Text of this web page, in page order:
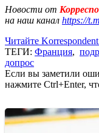
Новости от
на наш канал https://
Читайте
ТЕГИ: Франция,
допрос
Если вы заметили
нажмите Ctrl+Enter,